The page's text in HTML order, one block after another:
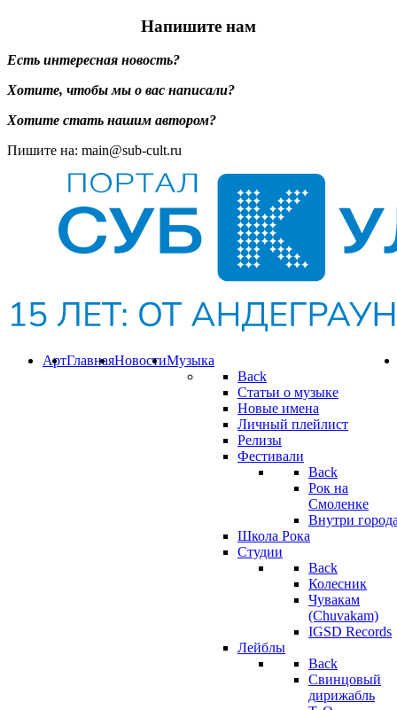
Напишите нам
Есть интересная новость?
Хотите, чтобы мы о вас написали?
Хотите стать нашим автором?
Пишите на: main@sub-cult.ru
Музыка
Back
Статьи о музыке
Новые имена
Личный плейлист
Релизы
Фестивали
Back
Рок на
Смоленке
Внутри
Школа Рока
Студии
Back
Колесник
Чувакам
(Chuvakam)
IGSD Records
Лейблы
Back
Свинцовый
дирижабль
Новости
Главная
Арт